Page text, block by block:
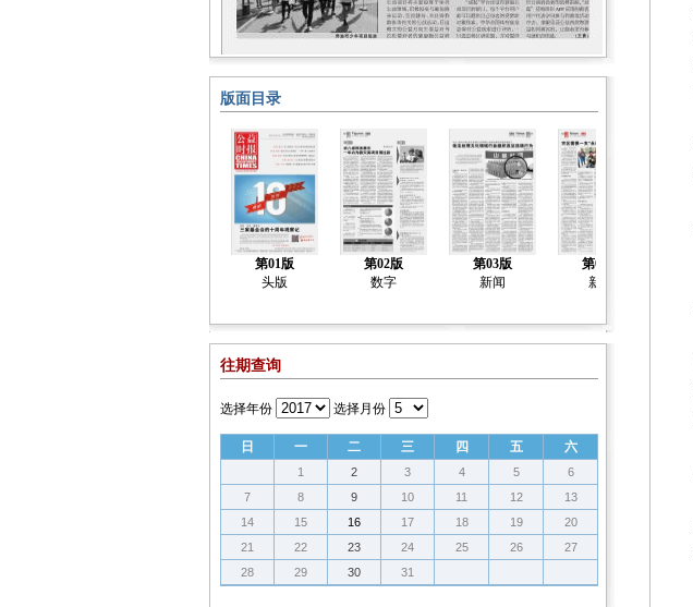
版面目录
第01版
头版
第02版
数字
第03版
新闻
第04版
新闻
往期查询
选择年份 选择月份
日 一 二 三 四 五 六
1 2 3 4 5
6
7
8 9 10 11 12
13
14
15 16 17 18 19
20
21
22 23 24 25 26
27
28
29 30 31